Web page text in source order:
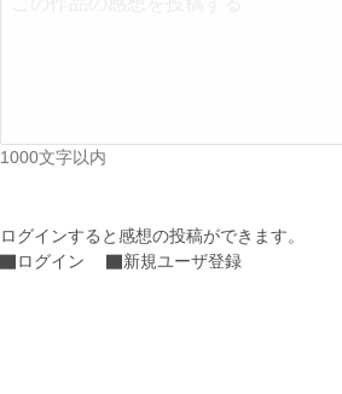
1000文字以内
ログインすると感想の投稿ができます。
ログイン
新規ユーザ登録